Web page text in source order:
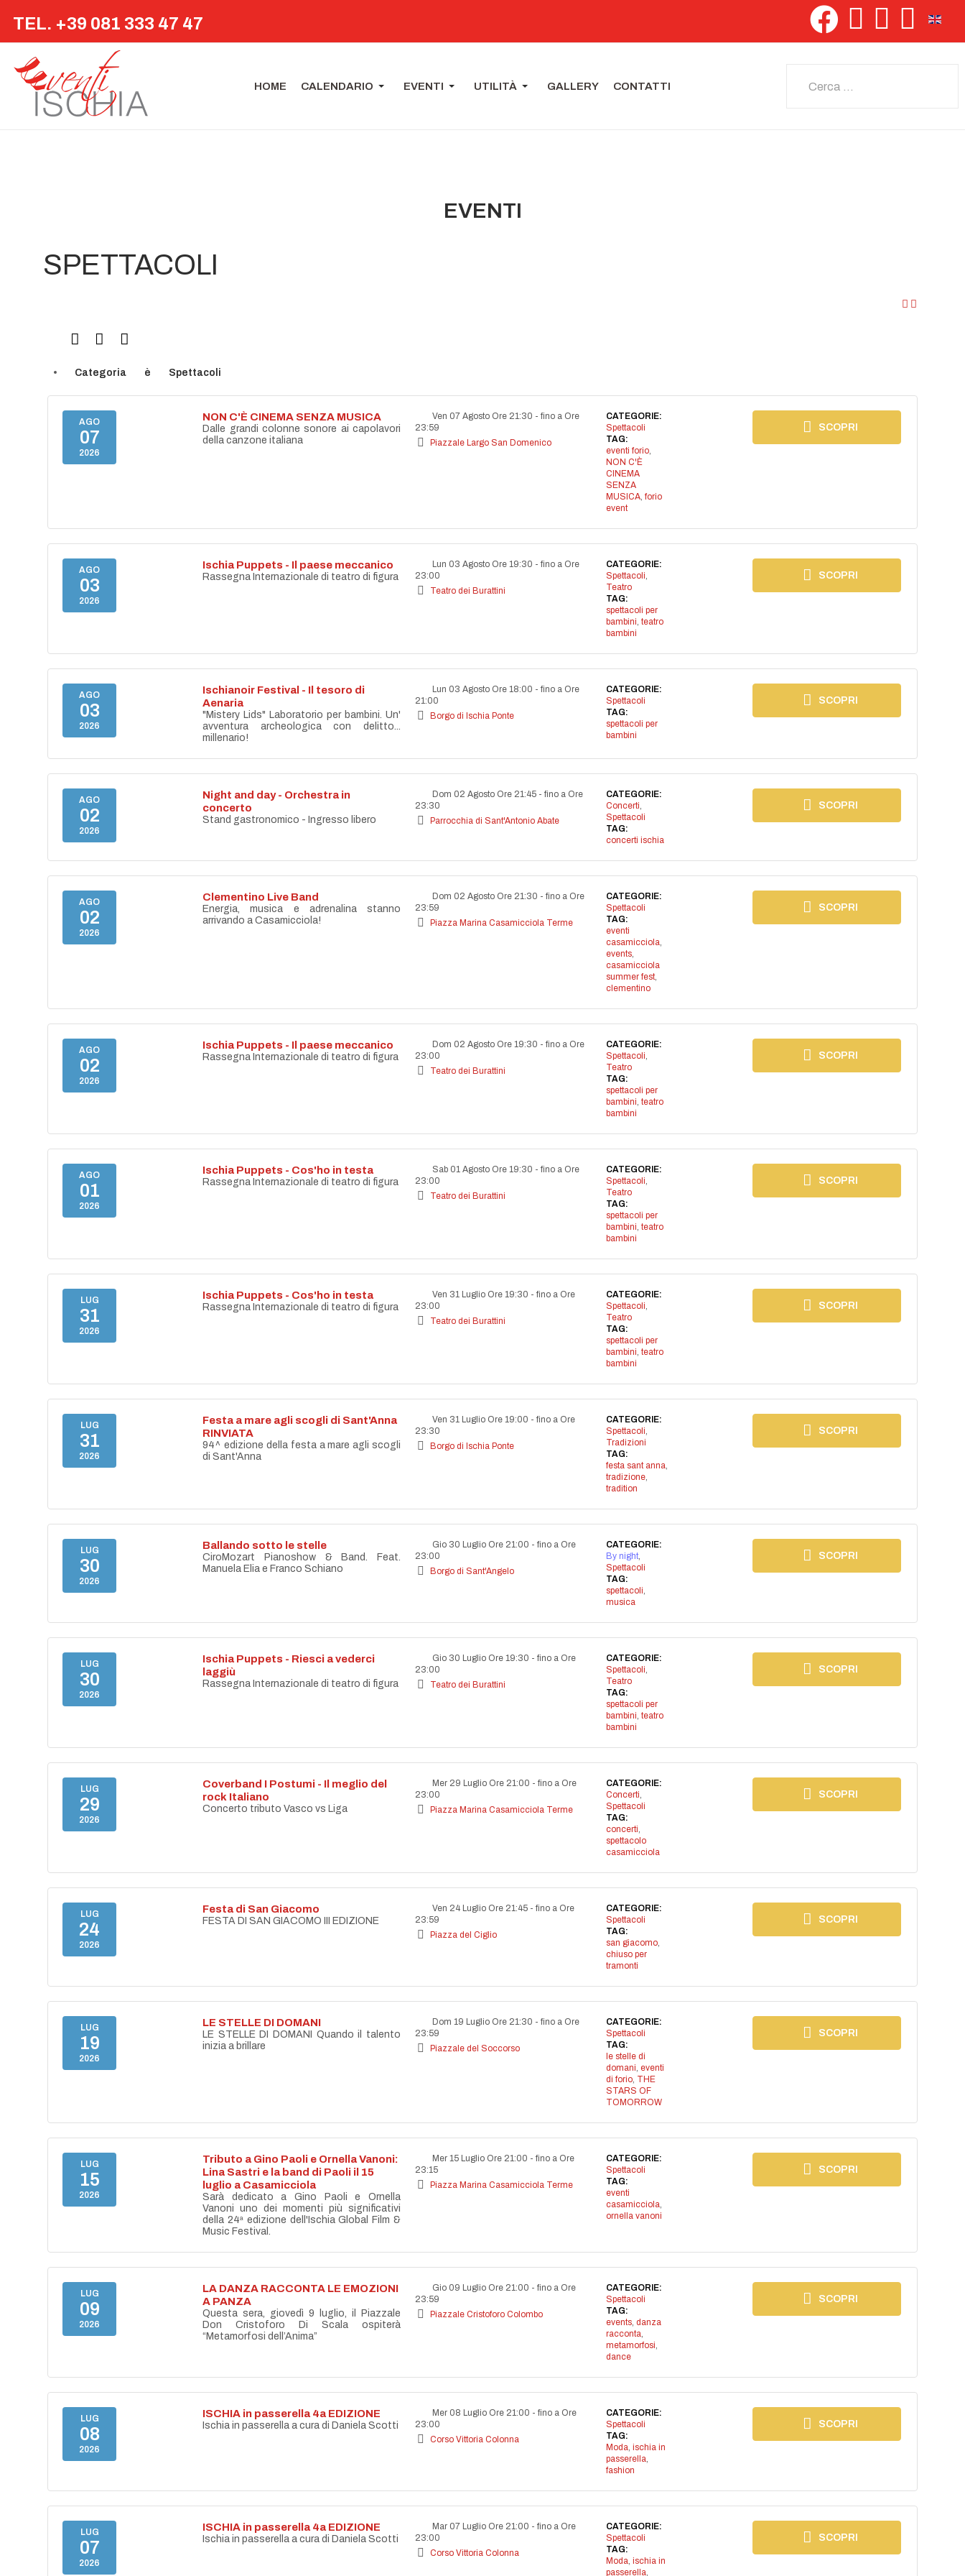
TEL. +39 081 333 47 47
HOME CALENDARIO EVENTI UTILITÀ GALLERY CONTATTI
EVENTI
SPETTACOLI
Categoria è Spettacoli
AGO
07
2026
NON C'È CINEMA SENZA MUSICA
Dalle grandi colonne sonore ai capolavori
della canzone italiana
Ven 07 Agosto Ore 21:30 - fino a Ore
23:59
Piazzale Largo San Domenico
CATEGORIE:
Spettacoli
TAG:
eventi forio,
NON C'È
CINEMA
SENZA
MUSICA, forio
event
SCOPRI
AGO
03
2026
Ischia Puppets - Il paese meccanico
Rassegna Internazionale di teatro di figura
Lun 03 Agosto Ore 19:30 - fino a Ore
23:00
Teatro dei Burattini
CATEGORIE:
Spettacoli
Teatro
TAG:
spettacoli per
bambini teatro
bambini
SCOPRI
AGO
03
2026
Ischianoir Festival - Il tesoro di
Aenaria
"Mistery Lids" Laboratorio per bambini. Un'
avventura archeologica con delitto...
millenario!
Lun 03 Agosto Ore 18:00 - fino a Ore
21:00
Borgo di Ischia Ponte
CATEGORIE:
Spettacoli
TAG:
spettacoli per
bambini
SCOPRI
AGO
02
2026
Night and day - Orchestra in
concerto
Stand gastronomico - Ingresso libero
Dom 02 Agosto Ore 21:45 - fino a Ore
23:30
Parrocchia di Sant'Antonio Abate
CATEGORIE:
Concerti
Spettacoli
TAG:
concerti ischia
SCOPRI
AGO
02
2026
Clementino Live Band
Energia, musica e adrenalina stanno
arrivando a Casamicciola!
Dom 02 Agosto Ore 21:30 - fino a Ore
23:59
Piazza Marina Casamicciola Terme
CATEGORIE:
Spettacoli
TAG:
eventi
casamicciola
events,
casamicciola
summer fest,
clementino
SCOPRI
AGO
02
2026
Ischia Puppets - Il paese meccanico
Rassegna Internazionale di teatro di figura
Dom 02 Agosto Ore 19:30 - fino a Ore
23:00
Teatro dei Burattini
CATEGORIE:
Spettacoli
Teatro
TAG:
spettacoli per
bambini teatro
bambini
SCOPRI
AGO
01
2026
Ischia Puppets - Cos'ho in testa
Rassegna Internazionale di teatro di figura
Sab 01 Agosto Ore 19:30 - fino a Ore
23:00
Teatro dei Burattini
CATEGORIE:
Spettacoli
Teatro
TAG:
spettacoli per
bambini teatro
bambini
SCOPRI
LUG
31
2026
Ischia Puppets - Cos'ho in testa
Rassegna Internazionale di teatro di figura
Ven 31 Luglio Ore 19:30 - fino a Ore
23:00
Teatro dei Burattini
CATEGORIE:
Spettacoli
Teatro
TAG:
spettacoli per
bambini teatro
bambini
SCOPRI
LUG
31
2026
Festa a mare agli scogli di Sant'Anna
RINVIATA
94^ edizione della festa a mare agli scogli
di Sant'Anna
Ven 31 Luglio Ore 19:00 - fino a Ore
23:30
Borgo di Ischia Ponte
CATEGORIE:
Spettacoli
Tradizioni
TAG:
festa sant anna
tradizione,
tradition
SCOPRI
LUG
30
2026
Ballando sotto le stelle
CiroMozart Pianoshow & Band. Feat.
Manuela Elia e Franco Schiano
Gio 30 Luglio Ore 21:00 - fino a Ore
23:00
Borgo di Sant'Angelo
CATEGORIE:
By night,
Spettacoli
TAG:
spettacoli
musica
SCOPRI
LUG
30
2026
Ischia Puppets - Riesci a vederci
laggiù
Rassegna Internazionale di teatro di figura
Gio 30 Luglio Ore 19:30 - fino a Ore
23:00
Teatro dei Burattini
CATEGORIE:
Spettacoli
Teatro
TAG:
spettacoli per
bambini teatro
bambini
SCOPRI
LUG
29
2026
Coverband I Postumi - Il meglio del
rock Italiano
Concerto tributo Vasco vs Liga
Mer 29 Luglio Ore 21:00 - fino a Ore
23:00
Piazza Marina Casamicciola Terme
CATEGORIE:
Concerti
Spettacoli
TAG:
concerti
spettacolo
casamicciola
SCOPRI
LUG
24
2026
Festa di San Giacomo
FESTA DI SAN GIACOMO III EDIZIONE
Ven 24 Luglio Ore 21:45 - fino a Ore
23:59
Piazza del Ciglio
CATEGORIE:
Spettacoli
TAG:
san giacomo,
chiuso per
tramonti
SCOPRI
LUG
19
2026
LE STELLE DI DOMANI
LE STELLE DI DOMANI Quando il talento
inizia a brillare
Dom 19 Luglio Ore 21:30 - fino a Ore
23:59
Piazzale del Soccorso
CATEGORIE:
Spettacoli
TAG:
le stelle di
domani eventi
di forio, THE
STARS OF
TOMORROW
SCOPRI
LUG
15
2026
Tributo a Gino Paoli e Ornella Vanoni:
Lina Sastri e la band di Paoli il 15
luglio a Casamicciola
Sarà dedicato a Gino Paoli e Ornella
Vanoni uno dei momenti più significativi
della 24ª edizione dell'Ischia Global Film &
Music Festival.
Mer 15 Luglio Ore 21:00 - fino a Ore
23:15
Piazza Marina Casamicciola Terme
CATEGORIE:
Spettacoli
TAG:
eventi
casamicciola
ornella vanoni
SCOPRI
LUG
09
2026
LA DANZA RACCONTA LE EMOZIONI
A PANZA
Questa sera, giovedì 9 luglio, il Piazzale
Don Cristoforo Di Scala ospiterà
“Metamorfosi dell’Anima”
Gio 09 Luglio Ore 21:00 - fino a Ore
23:59
Piazzale Cristoforo Colombo
CATEGORIE:
Spettacoli
TAG:
events, danza
racconta
metamorfosi
dance
SCOPRI
LUG
08
2026
ISCHIA in passerella 4a EDIZIONE
Ischia in passerella a cura di Daniela Scotti
Mer 08 Luglio Ore 21:00 - fino a Ore
23:00
Corso Vittoria Colonna
CATEGORIE:
Spettacoli
TAG:
Moda ischia in
passerella
fashion
SCOPRI
LUG
07
2026
ISCHIA in passerella 4a EDIZIONE
Ischia in passerella a cura di Daniela Scotti
Mar 07 Luglio Ore 21:00 - fino a Ore
23:00
Corso Vittoria Colonna
CATEGORIE:
Spettacoli
TAG:
Moda ischia in
passerella
SCOPRI